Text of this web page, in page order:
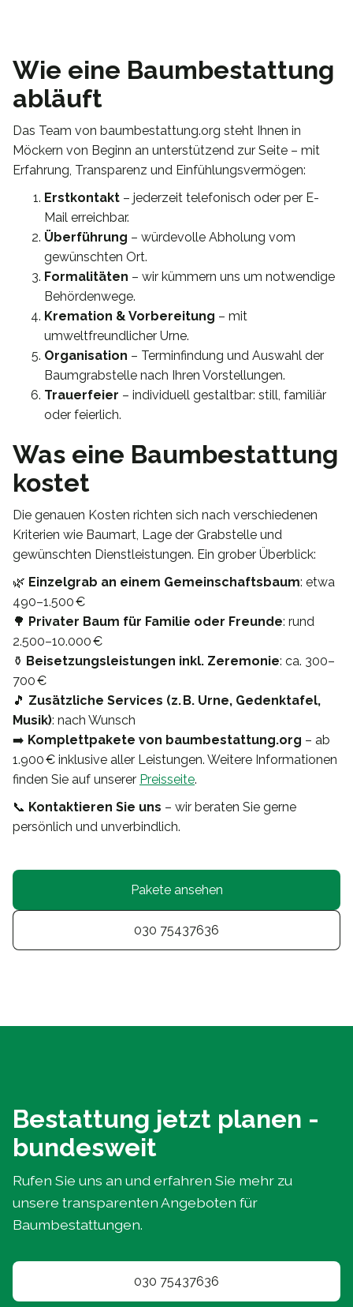
Wie eine Baumbestattung
abläuft
Das Team von baumbestattung.org steht Ihnen in
Möckern von Beginn an unterstützend zur Seite – mit
Erfahrung, Transparenz und Einfühlungsvermögen:
Erstkontakt – jederzeit telefonisch oder per E-
Mail erreichbar.
Überführung – würdevolle Abholung vom
gewünschten Ort.
Formalitäten – wir kümmern uns um notwendige
Behördenwege.
Kremation & Vorbereitung – mit
umweltfreundlicher Urne.
Organisation – Terminfindung und Auswahl der
Baumgrabstelle nach Ihren Vorstellungen.
Trauerfeier – individuell gestaltbar: still, familiär
oder feierlich.
Was eine Baumbestattung
kostet
Die genauen Kosten richten sich nach verschiedenen
Kriterien wie Baumart, Lage der Grabstelle und
gewünschten Dienstleistungen. Ein grober Überblick:
🌿 Einzelgrab an einem Gemeinschaftsbaum: etwa
490–1.500 €
🌳 Privater Baum für Familie oder Freunde: rund
2.500–10.000 €
⚱️ Beisetzungsleistungen inkl. Zeremonie: ca. 300–
700 €
🎵 Zusätzliche Services (z. B. Urne, Gedenktafel,
Musik): nach Wunsch
➡️ Komplettpakete von baumbestattung.org – ab
1.900 € inklusive aller Leistungen. Weitere Informationen
finden Sie auf unserer Preisseite.
📞 Kontaktieren Sie uns – wir beraten Sie gerne
persönlich und unverbindlich.
Pakete ansehen
030 75437636
Bestattung jetzt planen -
bundesweit
Rufen Sie uns an und erfahren Sie mehr zu
unsere transparenten Angeboten für
Baumbestattungen.
030 75437636